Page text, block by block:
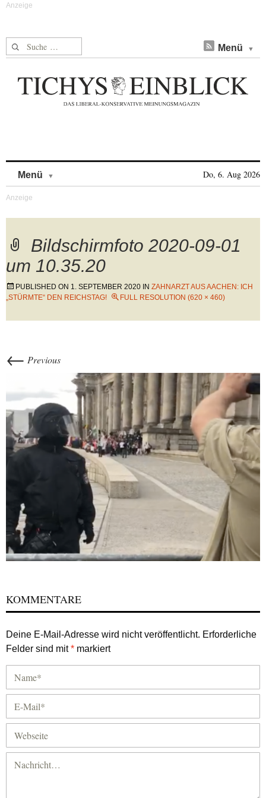
Suche nach: Menü
Menü Do, 6. Aug 2026
Bildschirmfoto 2020-09-01
um 10.35.20
PUBLISHED ON 1. SEPTEMBER 2020 IN ZAHNARZT AUS AACHEN: ICH
„STÜRMTE“ DEN REICHSTAG!
FULL RESOLUTION (620 × 460)
← Previous
KOMMENTARE
Deine E-Mail-Adresse wird nicht veröffentlicht. Erforderliche
Felder sind mit* markiert